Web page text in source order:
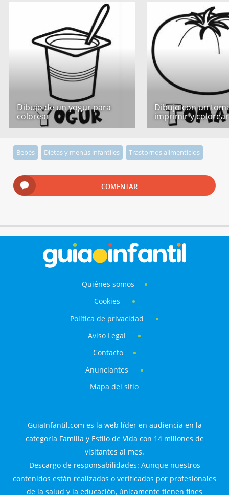
Dibujo de un yogur para
colorear
Dibujo con un
imprimir y colorear
Bebés Dietas y menús infantiles Trastornos alimenticios
COMENTAR
Quiénes somos
Cookies
Política de privacidad
Aviso Legal
Contacto
Anunciantes
Mapa del sitio
GuiaInfantil.com es la web líder en audiencia en la
categoría Familia y Estilo de Vida con 14 millones de
visitantes al mes.
Descargo de responsabilidades: Aunque nuestros
contenidos están realizados o verificados por profesionales
de la salud y la educación, únicamente tienen fines